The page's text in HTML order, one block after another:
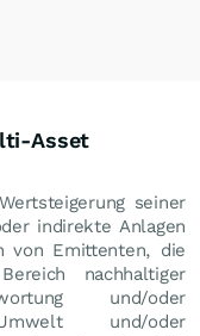
Asset
seiner
indirekte Anlagen
von Emittenten, die
nachhaltiger
und/oder
und/oder